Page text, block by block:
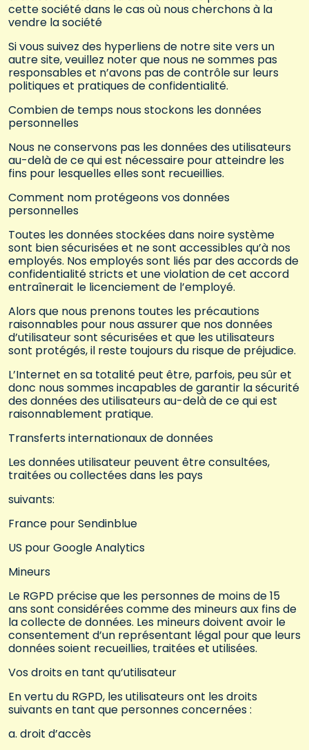
cette société dans le cas où nous cherchons à la
vendre la société
Si vous suivez des hyperliens de notre site vers un
autre site, veuillez noter que nous ne sommes pas
responsables et n’avons pas de contrôle sur leurs
politiques et pratiques de confidentialité.
Combien de temps nous stockons les données
personnelles
Nous ne conservons pas les données des utilisateurs
au-delà de ce qui est nécessaire pour atteindre les
fins pour lesquelles elles sont recueillies.
Comment nom protégeons vos données
personnelles
Toutes les données stockées dans noire système
sont bien sécurisées et ne sont accessibles qu’à nos
employés. Nos employés sont liés par des accords de
confidentialité stricts et une violation de cet accord
entraînerait le licenciement de l’employé.
Alors que nous prenons toutes les précautions
raisonnables pour nous assurer que nos données
d’utilisateur sont sécurisées et que les utilisateurs
sont protégés, il reste toujours du risque de préjudice.
L’Internet en sa totalité peut être, parfois, peu sûr et
donc nous sommes incapables de garantir la sécurité
des données des utilisateurs au-delà de ce qui est
raisonnablement pratique.
Transferts internationaux de données
Les données utilisateur peuvent être consultées,
traitées ou collectées dans les pays
suivants:
France pour Sendinblue
US pour Google Analytics
Mineurs
Le RGPD précise que les personnes de moins de 15
ans sont considérées comme des mineurs aux fins de
la collecte de données. Les mineurs doivent avoir le
consentement d’un représentant légal pour que leurs
données soient recueillies, traitées et utilisées.
Vos droits en tant qu’utilisateur
En vertu du RGPD, les utilisateurs ont les droits
suivants en tant que personnes concernées :
a. droit d’accès